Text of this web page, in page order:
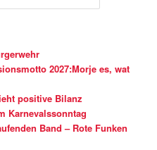
2027:Morje es, wat
positive Bilanz
Karnevalssonntag
Band – Rote Funken